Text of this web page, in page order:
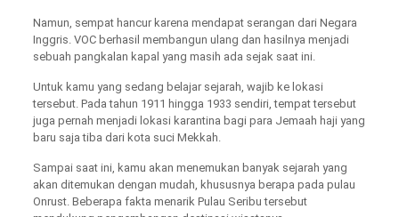
Namun, sempat hancur karena mendapat serangan dari Negara
Inggris. VOC berhasil membangun ulang dan hasilnya menjadi
sebuah pangkalan kapal yang masih ada sejak saat ini.
Untuk kamu yang sedang belajar sejarah, wajib ke lokasi
tersebut. Pada tahun 1911 hingga 1933 sendiri, tempat tersebut
juga pernah menjadi lokasi karantina bagi para Jemaah haji yang
baru saja tiba dari kota suci Mekkah.
Sampai saat ini, kamu akan menemukan banyak sejarah yang
akan ditemukan dengan mudah, khususnya berapa pada pulau
Onrust. Beberapa fakta menarik Pulau Seribu tersebut